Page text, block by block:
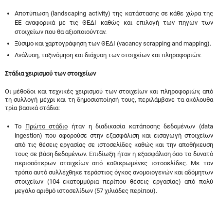
Αποτύπωση (landscaping activity) της κατάστασης σε κάθε χώρα της
ΕΕ αναφορικά με τις ΘΕΔΙ καθώς και επιλογή των πηγών των
στοιχείων που θα αξιοποιούνταν.
Ξύσιμο και χαρτογράφηση των ΘΕΔΙ (vacancy scrapping and mapping).
Ανάλυση, ταξινόμηση και διάχυση των στοιχείων και πληροφοριών.
Στάδια χειρισμού των στοιχείων
Οι μέθοδοι και τεχνικές χειρισμού των στοιχείων και πληροφοριών, από
τη συλλογή μέχρι και τη δημοσιοποίησή τους, περιλάμβανε τα ακόλουθα
τρία βασικά στάδια:
Το Πρώτο στάδιο ήταν η διαδικασία κατάποσης δεδομένων (data
ingestion) που αφορούσε στην εξασφάλιση και εισαγωγή στοιχείων
από τις θέσεις εργασίας σε ιστοσελίδες καθώς και την αποθήκευση
τους σε βάση δεδομένων. Επιδίωξη ήταν η εξασφάλιση όσο το δυνατό
περισσότερων στοιχείων από καθιερωμένες ιστοσελίδες. Με τον
τρόπο αυτό συλλέχθηκε τεράστιος όγκος ανομοιογενών και αδόμητων
στοιχείων (104 εκατομμύρια περίπου θέσεις εργασίας) από πολύ
μεγάλο αριθμό ιστοσελίδων (57 χιλιάδες περίπου).